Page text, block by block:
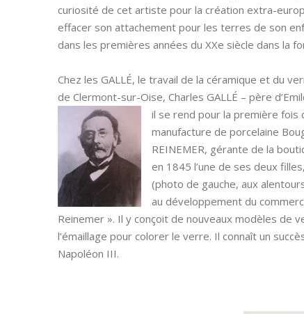
curiosité de cet artiste pour la création extra-
effacer son attachement pour les terres de son
dans les premières années du XXe siècle dans la
Chez les GALLÉ, le travail de la céramique et du
de Clermont-sur-Oise, Charles GALLÉ – père
il se rend pour la première fois
manufacture de porcelaine
REINEMER, gérante de la
en 1845 l’une de ses deux
(photo de gauche, aux
au développement du
Reinemer ». Il y conçoit de nouveaux modèles de
l’émaillage pour colorer le verre. Il connaît un
Napoléon III.